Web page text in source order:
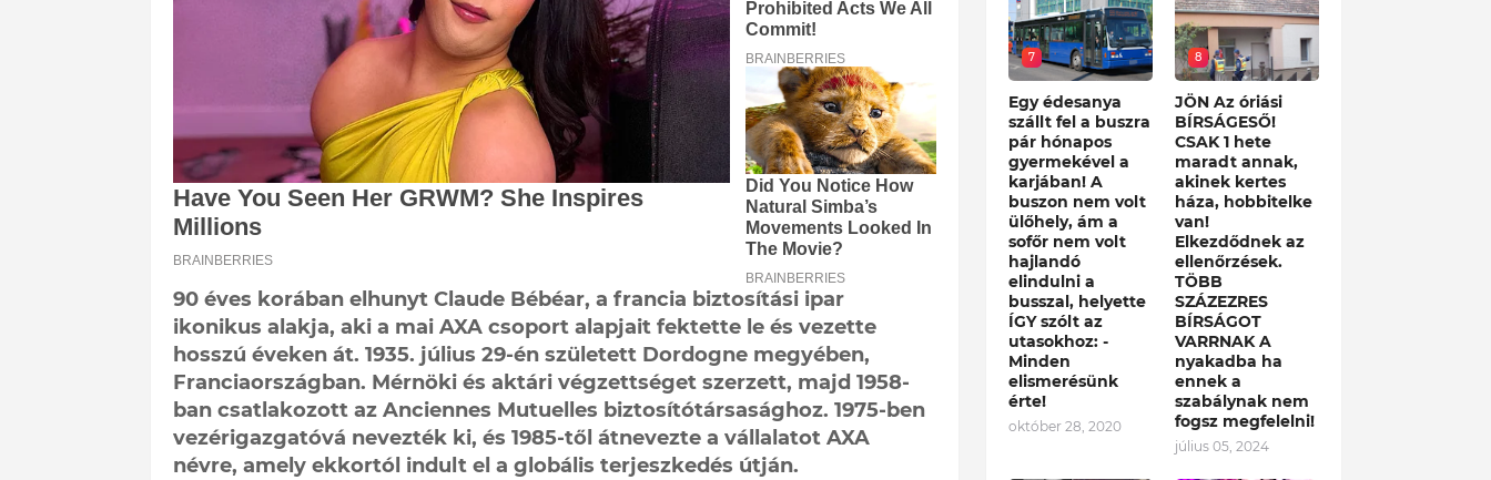
90 éves korában elhunyt Claude Bébéar, a francia biztosítási ipar
ikonikus alakja, aki a mai AXA csoport alapjait fektette le és vezette
hosszú éveken át. 1935. július 29-én született Dordogne megyében,
Franciaországban. Mérnöki és aktári végzettséget szerzett, majd 1958-
ban csatlakozott az Anciennes Mutuelles biztosítótársasághoz. 1975-ben
vezérigazgatóvá nevezték ki, és 1985-től átnevezte a vállalatot AXA
névre, amely ekkortól indult el a globális terjeszkedés útján.
7
Egy édesanya
szállt fel a buszra
pár hónapos
gyermekével a
karjában! A
buszon nem volt
ülőhely, ám a
sofőr nem volt
hajlandó
elindulni a
busszal, helyette
ÍGY szólt az
utasokhoz: -
Minden
elismerésünk
érte!
október 28, 2020
8
JÖN Az óriási
BÍRSÁGESŐ!
CSAK 1 hete
maradt annak,
akinek kertes
háza, hobbitelke
van!
Elkezdődnek az
ellenőrzések.
TÖBB
SZÁZEZRES
BÍRSÁGOT
VARRNAK A
nyakadba ha
ennek a
szabálynak nem
fogsz megfelelni!
július 05, 2024